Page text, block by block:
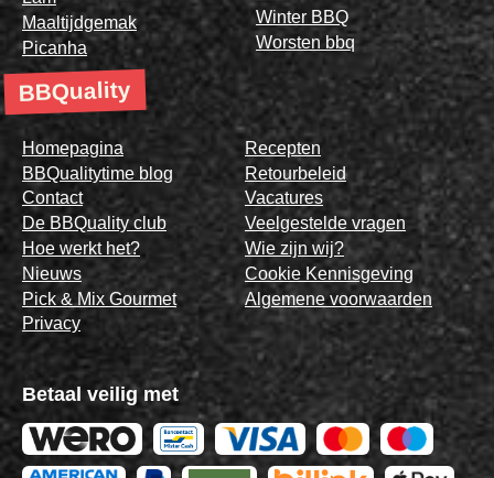
Maaltijdgemak
Picanha
Winter BBQ
Worsten bbq
BBQuality
Homepagina
BBQualitytime blog
Contact
De BBQuality club
Hoe werkt het?
Nieuws
Pick & Mix Gourmet
Privacy
Recepten
Retourbeleid
Vacatures
Veelgestelde vragen
Wie zijn wij?
Cookie Kennisgeving
Algemene voorwaarden
Betaal veilig met